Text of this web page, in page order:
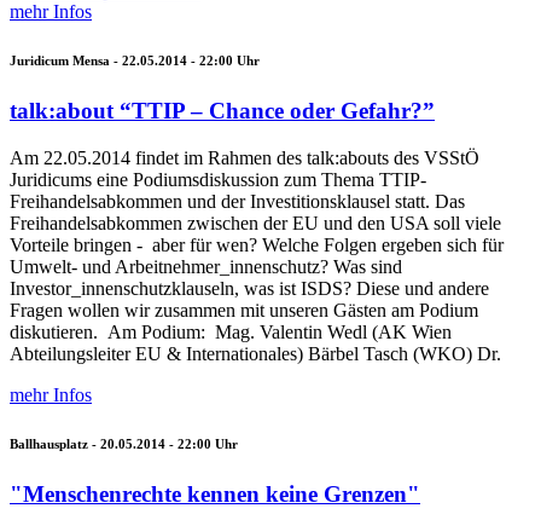
mehr Infos
Juridicum Mensa - 22.05.2014 - 22:00 Uhr
talk:about “TTIP – Chance oder Gefahr?”
Am 22.05.2014 findet im Rahmen des talk:abouts des VSStÖ
Juridicums eine Podiumsdiskussion zum Thema TTIP-
Freihandelsabkommen und der Investitionsklausel statt. Das
Freihandelsabkommen zwischen der EU und den USA soll viele
Vorteile bringen - aber für wen? Welche Folgen ergeben sich für
Umwelt- und Arbeitnehmer_innenschutz? Was sind
Investor_innenschutzklauseln, was ist ISDS? Diese und andere
Fragen wollen wir zusammen mit unseren Gästen am Podium
diskutieren. Am Podium: Mag. Valentin Wedl (AK Wien
Abteilungsleiter EU & Internationales) Bärbel Tasch (WKO) Dr.
mehr Infos
Ballhausplatz - 20.05.2014 - 22:00 Uhr
"Menschenrechte kennen keine Grenzen"